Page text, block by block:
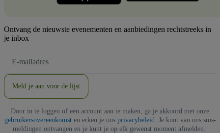
Ontvang de nieuwste evenementen en aanbiedingen rechtstreeks in
je inbox
mailadres
Meld je aan voor de lijst
Door in te loggen of een account aan te maken, ga je akkoord met onze
gebruikersovereenkomsten erken je ons privacybeleid . Je kunt van ons sms-
meldingen ontvangen en je kunt je op elk gewenst moment afmelden.